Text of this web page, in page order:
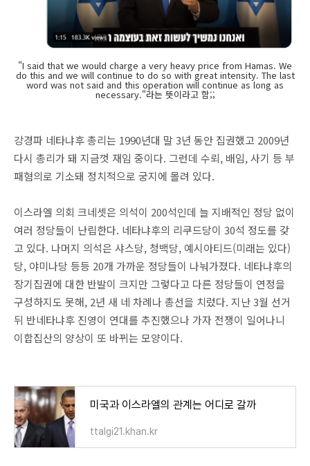
"I said that we would charge a very heavy price from Hamas. We
do this and we will continue to do so with great intensity. The last
word was not said and this operation will continue as long as
necessary."라는 뜻이라고 함;;
강경파 네타냐후 총리는 1990년대 말 3년 동안 집권했고 2009년
다시 총리가 돼 지금껏 재임 중이다. 그런데 수뢰, 배임, 사기 등 부
패혐의로 기소돼 정치적으로 궁지에 몰려 있다.
이스라엘 의회 크네셋은 의석이 200석인데 늘 지배적인 정당 없이
여러 정당들이 난립한다. 네타냐후의 리쿠드당이 30석 정도를 갖
고 있다. 나머지 의석은 샤스당, 청백당, 예시아티드(미래는 있다)
당, 야미나당 등등 20개 가까운 정당들이 나눠가졌다. 네타냐후의
장기집권에 대한 반발이 크지만 그렇다고 다른 정당들이 연정을
구성하지도 못해, 2년 새 네 차례나 총선을 치렀다. 지난 3월 선거
뒤 반네타냐후 진영이 연대를 추진했으나 가자 전쟁이 일어나니
이합집산의 양상이 또 바뀌는 모양이다.
미국과 이스라엘의 관계는 어디로 갈까
ttalgi21.khan.kr